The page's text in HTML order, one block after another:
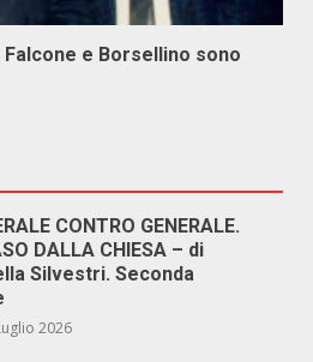
Falcone e Borsellino sono
CONTRO GENERALE.
DALLA CHIESA – di
Silvestri. Seconda
2026